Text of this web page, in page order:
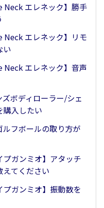
Neck エレネック】勝手
Neck エレネック】リモ
い
Neck エレネック】音声
ボディローラー/シェ
購入したい
ルフボールの取り方が
プガンミオ】アタッチ
えてください
プガンミオ】振動数を